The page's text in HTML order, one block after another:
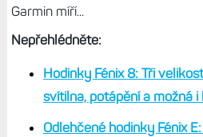
Garmin míří...
Nepřehlédněte:
Hodinky Fénix 8: Tři
svítilna, potápění a možná
Odlehčené hodinky Fénix